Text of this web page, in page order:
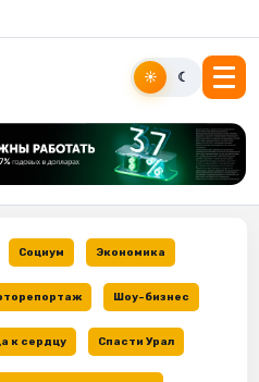
☀ ☾
Социум Экономика
Шоу-бизнес
к сердцу Спасти Урал